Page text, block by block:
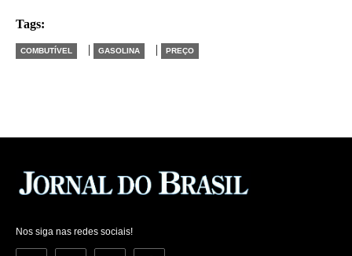
Tags:
COMBUTÍVEL | GASOLINA | PREÇO
Nos siga nas redes sociais!